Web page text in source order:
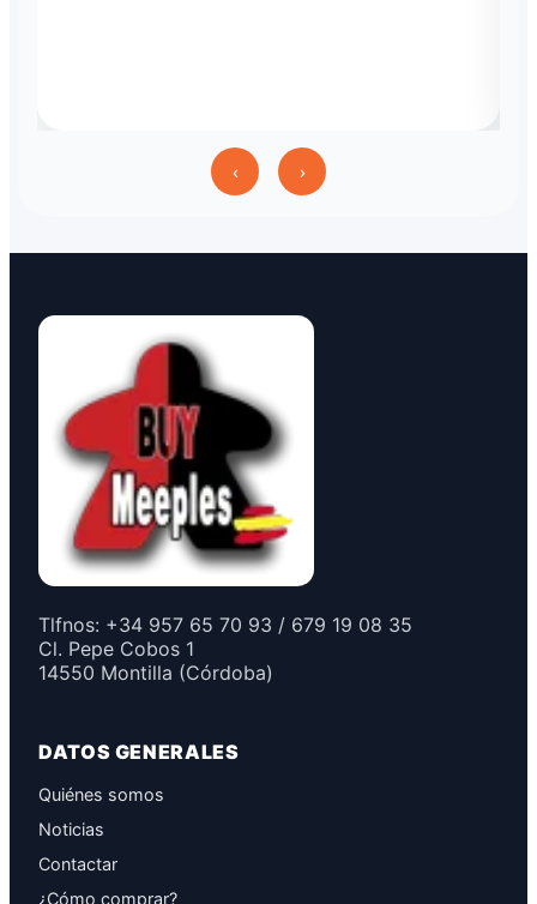
‹ ›
Tlfnos: +34 957 65 70 93 / 679 19 08 35
Cl. Pepe Cobos 1
14550 Montilla (Córdoba)
DATOS GENERALES
Quiénes somos
Noticias
Contactar
¿Cómo comprar?